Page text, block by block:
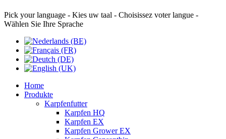
Pick your language - Kies uw taal - Choisissez voter langue -
Wählen Sie Ihre Sprache
Home
Produkte
Karpfenfutter
Karpfen HQ
Karpfen EX
Karpfen Grower EX